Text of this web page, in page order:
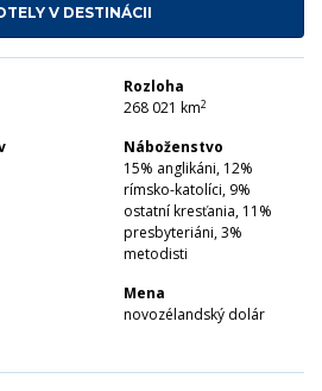
V DESTINÁCII
Rozloha
268 021 km2
Náboženstvo
15% anglikáni, 12%
rímsko-katolíci, 9%
ostatní kresťania, 11%
presbyteriáni, 3%
metodisti
Mena
novozélandský dolár